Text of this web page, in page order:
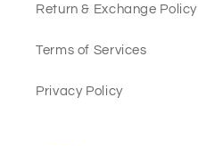
Return & Exchange Policy
Terms of Services
Privacy Policy